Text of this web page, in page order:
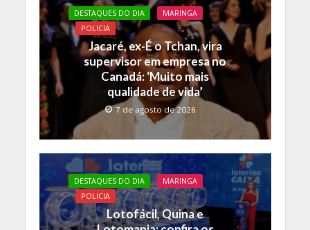
DESTAQUES DO DIA
MARINGA
POLICIA
Jacaré, ex-É o Tchan, vira
supervisor em empresa no
Canadá: ‘Muito mais
qualidade de vida’
7 de agosto de 2026
DESTAQUES DO DIA
MARINGA
POLICIA
Lotofácil, Quina e